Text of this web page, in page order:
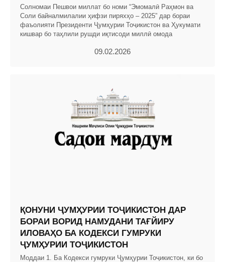
Солномаи Пешвои миллат бо номи “Эмомалӣ Раҳмон ва
Соли байналмилалии ҳифзи пиряхҳо – 2025” дар бораи
фаъолияти Президенти Ҷумҳурии Тоҷикистон ва Ҳукумати
кишвар бо таҳлили рушди иқтисоди миллӣ омода
09.02.2026
ҚОНУНИ ҶУМҲУРИИ ТОҶИКИСТОН ДАР
БОРАИ ВОРИД НАМУДАНИ ТАҒЙИРУ
ИЛОВАҲО БА КОДЕКСИ ГУМРУКИ
ҶУМҲУРИИ ТОҶИКИСТОН
Моддаи 1. Ба Кодекси гумруки Ҷумҳурии Тоҷикистон, ки бо